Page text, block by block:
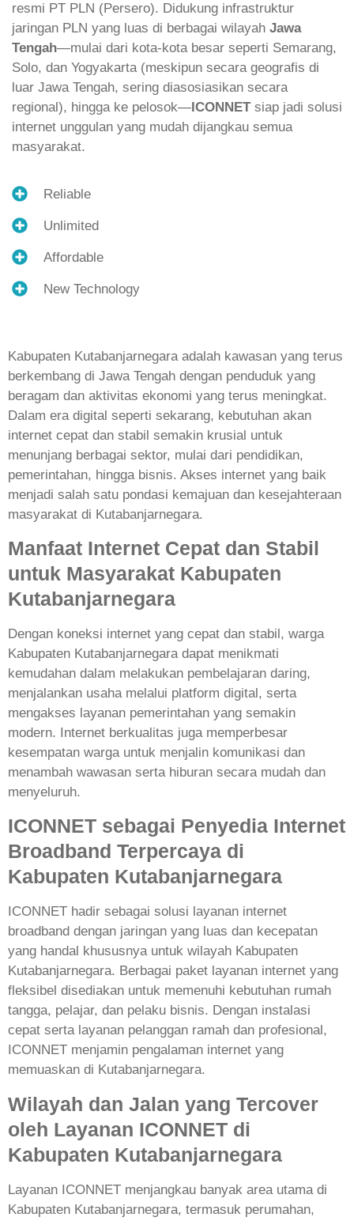
resmi PT PLN (Persero). Didukung infrastruktur
jaringan PLN yang luas di berbagai wilayah Jawa
Tengah—mulai dari kota-kota besar seperti Semarang,
Solo, dan Yogyakarta (meskipun secara geografis di
luar Jawa Tengah, sering diasosiasikan secara
regional), hingga ke pelosok— ICONNETsiap jadi solusi
internet unggulan yang mudah dijangkau semua
masyarakat.
Reliable
Unlimited
Affordable
New Technology
Kabupaten Kutabanjarnegara adalah kawasan yang terus
berkembang di Jawa Tengah dengan penduduk yang
beragam dan aktivitas ekonomi yang terus meningkat.
Dalam era digital seperti sekarang, kebutuhan akan
internet cepat dan stabil semakin krusial untuk
menunjang berbagai sektor, mulai dari pendidikan,
pemerintahan, hingga bisnis. Akses internet yang baik
menjadi salah satu pondasi kemajuan dan kesejahteraan
masyarakat di Kutabanjarnegara.
Manfaat Internet Cepat dan Stabil
untuk Masyarakat Kabupaten
Kutabanjarnegara
Dengan koneksi internet yang cepat dan stabil, warga
Kabupaten Kutabanjarnegara dapat menikmati
kemudahan dalam melakukan pembelajaran daring,
menjalankan usaha melalui platform digital, serta
mengakses layanan pemerintahan yang semakin
modern. Internet berkualitas juga memperbesar
kesempatan warga untuk menjalin komunikasi dan
menambah wawasan serta hiburan secara mudah dan
menyeluruh.
ICONNET sebagai Penyedia Internet
Broadband Terpercaya di
Kabupaten Kutabanjarnegara
ICONNET hadir sebagai solusi layanan internet
broadband dengan jaringan yang luas dan kecepatan
yang handal khususnya untuk wilayah Kabupaten
Kutabanjarnegara. Berbagai paket layanan internet yang
fleksibel disediakan untuk memenuhi kebutuhan rumah
tangga, pelajar, dan pelaku bisnis. Dengan instalasi
cepat serta layanan pelanggan ramah dan profesional,
ICONNET menjamin pengalaman internet yang
memuaskan di Kutabanjarnegara.
Wilayah dan Jalan yang Tercover
oleh Layanan ICONNET di
Kabupaten Kutabanjarnegara
Layanan ICONNET menjangkau banyak area utama di
Kabupaten Kutabanjarnegara, termasuk perumahan,